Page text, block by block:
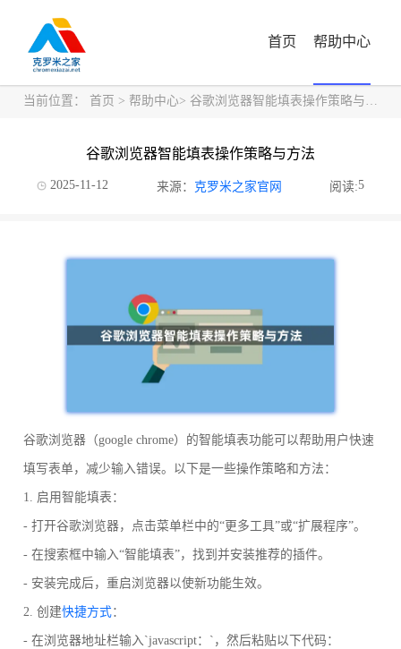
首页 帮助中心
当前位置： 首页 > 帮助中心> 谷歌浏览器智能填表操作策略与方法
谷歌浏览器智能填表操作策略与方法
2025-11-12 来源： 克罗米之家官网 阅读:5
谷歌浏览器（google chrome）的智能填表功能可以帮助用户快速
填写表单，减少输入错误。以下是一些操作策略和方法：
1. 启用智能填表：
- 打开谷歌浏览器，点击菜单栏中的“更多工具”或“扩展程序”。
- 在搜索框中输入“智能填表”，找到并安装推荐的插件。
- 安装完成后，重启浏览器以使新功能生效。
2. 创建快捷方式：
- 在浏览器地址栏输入`javascript：`，然后粘贴以下代码：